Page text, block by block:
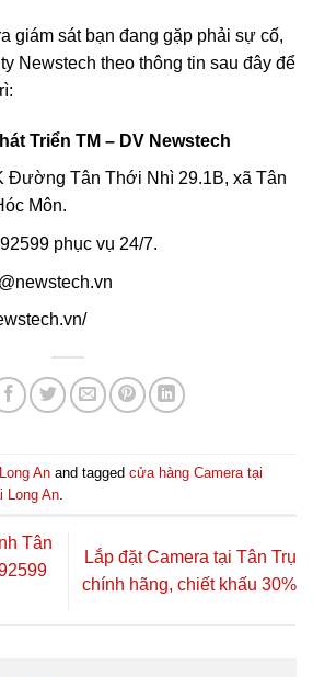
giám sát bạn đang gặp phải sự cố,
Newstech theo thông tin sau đây để
Triển TM – DV Newstech
Đường Tân Thới Nhì 29.1B, xã Tân
Môn.
phục vụ 24/7.
Long An and tagged cửa hàng Camera tại
Long An
Tân
Lắp đặt Camera tại Tân Trụ
chính hãng, chiết khấu 30%